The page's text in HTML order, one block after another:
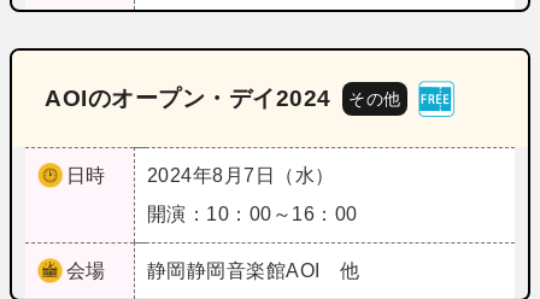
AOIのオープン・デイ2024 その他
日時
2024年8月7日（水）
開演：10：00～16：00
会場 静岡静岡音楽館AOI 他